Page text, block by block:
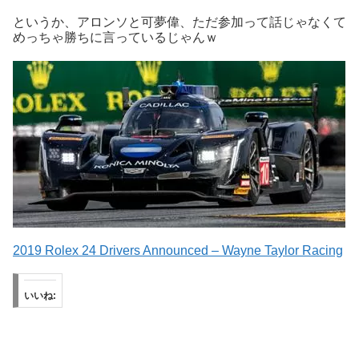
というか、アロンソと可夢偉、ただ参加って話じゃなくて
めっちゃ勝ちに言っているじゃんｗ
2019 Rolex 24 Drivers Announced – Wayne Taylor Racing
いいね: